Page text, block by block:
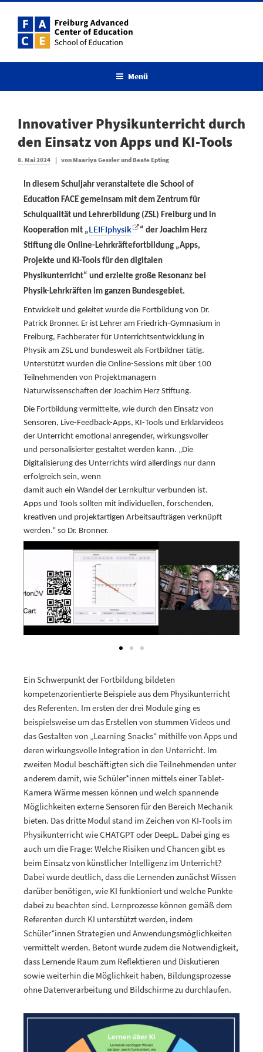
Menü
Innovativer Physikunterricht durch
den Einsatz von Apps und KI-Tools
8. Mai 2024 | vonMaariya Gessler und Beate Epting
In diesem Schuljahr veranstaltete die School of
Education FACE gemeinsam mit dem Zentrum für
Schulqualität und Lehrerbildung (ZSL) Freiburg und in
Kooperation mit „LEIFIphysik
“ der Joachim Herz
Stiftung die Online-Lehrkräftefortbildung „Apps,
Projekte und KI-Tools für den digitalen
Physikunterricht“ und erzielte große Resonanz bei
Physik-Lehrkräften im ganzen Bundesgebiet.
Entwickelt und geleitet wurde die Fortbildung von Dr.
Patrick Bronner. Er ist Lehrer am Friedrich-Gymnasium in
Freiburg, Fachberater für Unterrichtsentwicklung in
Physik am ZSL und bundesweit als Fortbildner tätig.
Unterstützt wurden die Online-Sessions mit über 100
Teilnehmenden von Projektmanagern
Naturwissenschaften der Joachim Herz Stiftung.
Die Fortbildung vermittelte, wie durch den Einsatz von
Sensoren, Live-Feedback-Apps, KI-Tools und Erklärvideos
der Unterricht emotional anregender, wirkungsvoller
und personalisierter gestaltet werden kann. „Die
Digitalisierung des Unterrichts wird allerdings nur dann
erfolgreich sein, wenn
damit auch ein Wandel der Lernkultur verbunden ist.
Apps und Tools sollten mit individuellen, forschenden,
kreativen und projektartigen Arbeitsaufträgen verknüpft
werden.“ so Dr. Bronner.
Ein Schwerpunkt der Fortbildung bildeten
kompetenzorientierte Beispiele aus dem Physikunterricht
des Referenten. Im ersten der drei Module ging es
beispielsweise um das Erstellen von stummen Videos und
das Gestalten von „Learning Snacks“ mithilfe von Apps und
deren wirkungsvolle Integration in den Unterricht. Im
zweiten Modul beschäftigten sich die Teilnehmenden unter
anderem damit, wie Schüler*innen mittels einer Tablet-
Kamera Wärme messen können und welch spannende
Möglichkeiten externe Sensoren für den Bereich Mechanik
bieten. Das dritte Modul stand im Zeichen von KI-Tools im
Physikunterricht wie CHATGPT oder DeepL. Dabei ging es
auch um die Frage: Welche Risiken und Chancen gibt es
beim Einsatz von künstlicher Intelligenz im Unterricht?
Dabei wurde deutlich, dass die Lernenden zunächst Wissen
darüber benötigen, wie KI funktioniert und welche Punkte
dabei zu beachten sind. Lernprozesse können gemäß dem
Referenten durch KI unterstützt werden, indem
Schüler*innen Strategien und Anwendungsmöglichkeiten
vermittelt werden. Betont wurde zudem die Notwendigkeit,
dass Lernende Raum zum Reflektieren und Diskutieren
sowie weiterhin die Möglichkeit haben, Bildungsprozesse
ohne Datenverarbeitung und Bildschirme zu durchlaufen.